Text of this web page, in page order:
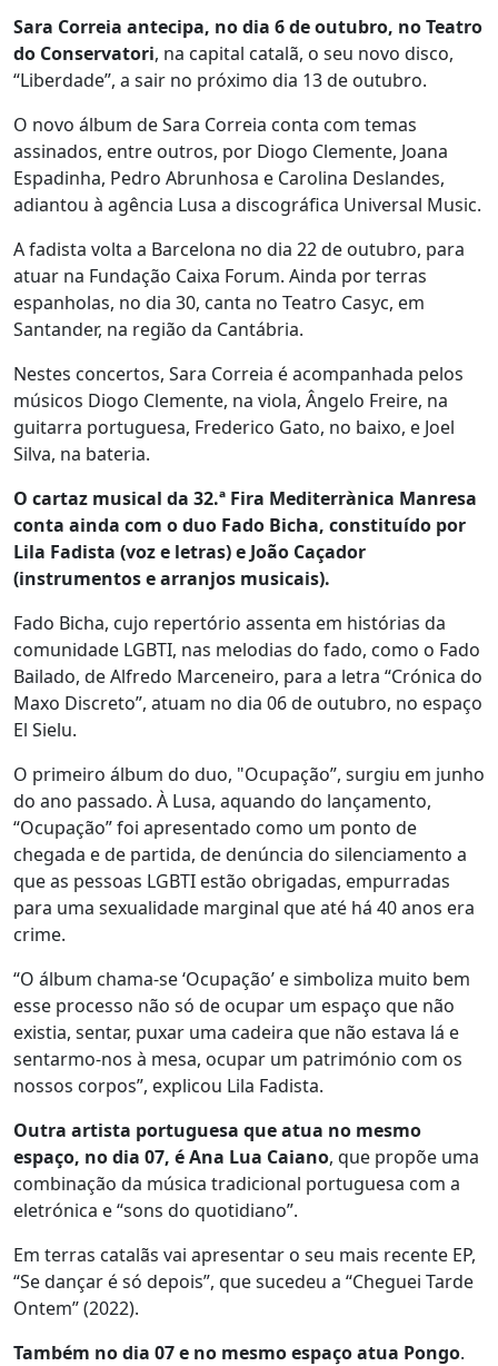
Sara Correia antecipa, no dia 6 de outubro, no Teatro
do Conservatori, na capital catalã, o seu novo disco,
“Liberdade”, a sair no próximo dia 13 de outubro.
O novo álbum de Sara Correia conta com temas
assinados, entre outros, por Diogo Clemente, Joana
Espadinha, Pedro Abrunhosa e Carolina Deslandes,
adiantou à agência Lusa a discográfica Universal Music.
A fadista volta a Barcelona no dia 22 de outubro, para
atuar na Fundação Caixa Forum. Ainda por terras
espanholas, no dia 30, canta no Teatro Casyc, em
Santander, na região da Cantábria.
Nestes concertos, Sara Correia é acompanhada pelos
músicos Diogo Clemente, na viola, Ângelo Freire, na
guitarra portuguesa, Frederico Gato, no baixo, e Joel
Silva, na bateria.
O cartaz musical da 32.ª Fira Mediterrànica Manresa
conta ainda com o duo Fado Bicha, constituído por
Lila Fadista (voz e letras) e João Caçador
(instrumentos e arranjos musicais).
Fado Bicha, cujo repertório assenta em histórias da
comunidade LGBTI, nas melodias do fado, como o Fado
Bailado, de Alfredo Marceneiro, para a letra “Crónica do
Maxo Discreto”, atuam no dia 06 de outubro, no espaço
El Sielu.
O primeiro álbum do duo, "Ocupação”, surgiu em junho
do ano passado. À Lusa, aquando do lançamento,
“Ocupação” foi apresentado como um ponto de
chegada e de partida, de denúncia do silenciamento a
que as pessoas LGBTI estão obrigadas, empurradas
para uma sexualidade marginal que até há 40 anos era
crime.
“O álbum chama-se ‘Ocupação’ e simboliza muito bem
esse processo não só de ocupar um espaço que não
existia, sentar, puxar uma cadeira que não estava lá e
sentarmo-nos à mesa, ocupar um património com os
nossos corpos”, explicou Lila Fadista.
Outra artista portuguesa que atua no mesmo
espaço, no dia 07, é Ana Lua Caiano, que propõe uma
combinação da música tradicional portuguesa com a
eletrónica e “sons do quotidiano”.
Em terras catalãs vai apresentar o seu mais recente EP,
“Se dançar é só depois”, que sucedeu a “Cheguei Tarde
Ontem” (2022).
Também no dia 07 e no mesmo espaço atua Pongo.